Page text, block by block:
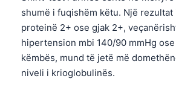
shumë i fuqishëm këtu. Një
proteinë 2+ ose gjak 2+,
hipertension mbi 140/90 mmHg
këmbës, mund të jetë më
niveli i krioglobulinës.